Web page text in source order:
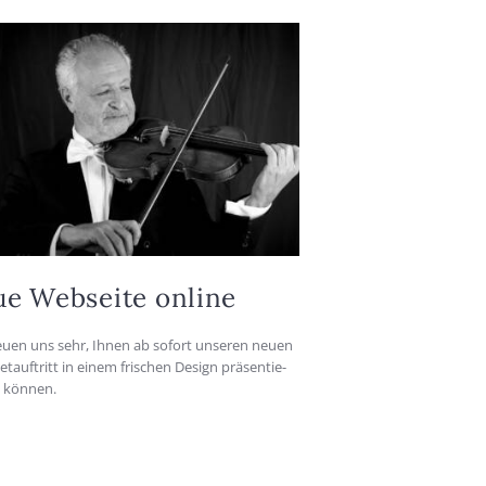
Web­sei­te online
uns sehr, Ihnen ab sofort unse­ren neu­en
in einem fri­schen Design prä­sen­tie­
kön­nen.